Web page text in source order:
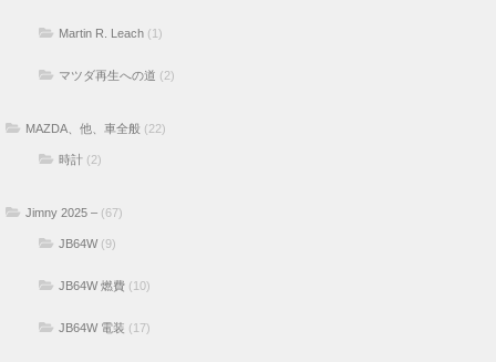
Martin R. Leach (1)
マツダ再生への道 (2)
MAZDA、他、車全般 (22)
時計 (2)
Jimny 2025 – (67)
JB64W(9)
JB64W 燃費 (10)
JB64W 電装 (17)